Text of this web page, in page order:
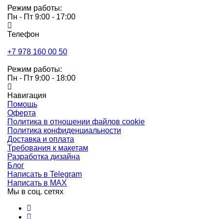
Режим работы:
Пн - Пт 9:00 - 17:00
Телефон
+7 978 160 00 50
Режим работы:
Пн - Пт 9:00 - 18:00
Навигация
Помощь
Оферта
Политика в отношении файлов cookie
Политика конфиденциальности
Доставка и оплата
Требования к макетам
Разработка дизайна
Блог
Написать в Telegram
Написать в MAX
Мы в соц. сетях